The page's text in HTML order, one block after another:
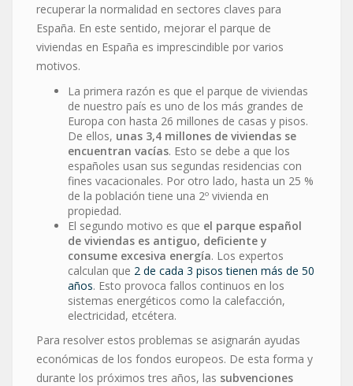
recuperar la normalidad en sectores claves para
España. En este sentido, mejorar el parque de
viviendas en España es imprescindible por varios
motivos.
La primera razón es que el parque de viviendas
de nuestro país es uno de los más grandes de
Europa con hasta 26 millones de casas y pisos.
De ellos, unas 3,4 millones de viviendas se
encuentran vacías. Esto se debe a que los
españoles usan sus segundas residencias con
fines vacacionales. Por otro lado, hasta un 25 %
de la población tiene una 2º vivienda en
propiedad.
El segundo motivo es que el parque español
de viviendas es antiguo, deficiente y
consume excesiva energía. Los expertos
calculan que 2 de cada 3 pisos tienen más de 50
años. Esto provoca fallos continuos en los
sistemas energéticos como la calefacción,
electricidad, etcétera.
Para resolver estos problemas se asignarán ayudas
económicas de los fondos europeos. De esta forma y
durante los próximos tres años, las subvenciones